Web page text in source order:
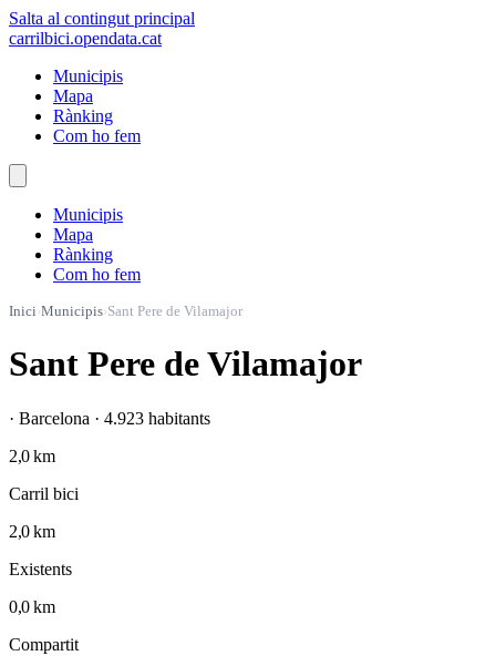
Salta al contingut principal
carrilbici.opendata.cat
Municipis
Mapa
Rànking
Com ho fem
Municipis
Mapa
Rànking
Com ho fem
Inici›Municipis›Sant Pere de Vilamajor
Sant Pere de Vilamajor
· Barcelona · 4.923 habitants
2,0 km
Carril bici
2,0 km
Existents
0,0 km
Compartit